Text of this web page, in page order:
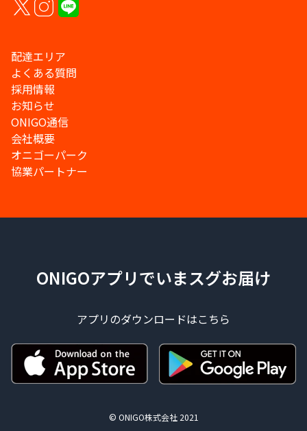
配達エリア
よくある質問
採用情報
お知らせ
ONIGO通信
会社概要
オニゴーパーク
協業パートナー
ONIGOアプリでいまスグお届け
アプリのダウンロードはこちら
© ONIGO株式会社 2021